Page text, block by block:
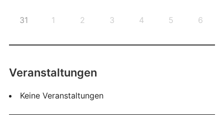
31 1 2 3 4 5 6
Veranstaltungen
Keine Veranstaltungen